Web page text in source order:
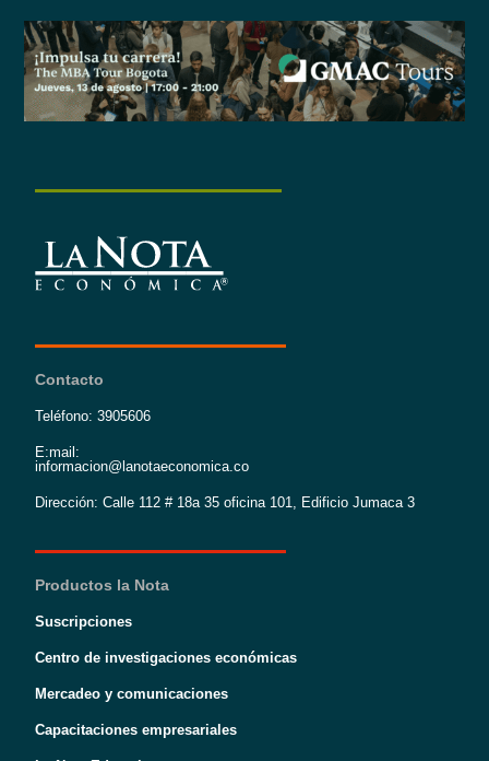
Contacto
Teléfono: 3905606
E:mail:
informacion@lanotaeconomica.co
Dirección: Calle 112 # 18a 35 oficina 101, Edificio Jumaca 3
Productos la Nota
Suscripciones
Centro de investigaciones económicas
Mercadeo y comunicaciones
Capacitaciones empresariales